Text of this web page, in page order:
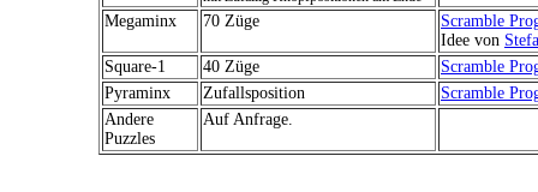
Megaminx 70 Züge
Scramble
Idee von
Square-1
40 Züge
Scramble
Pyraminx
Zufallsposition
Scramble
Andere
Puzzles
Auf Anfrage.